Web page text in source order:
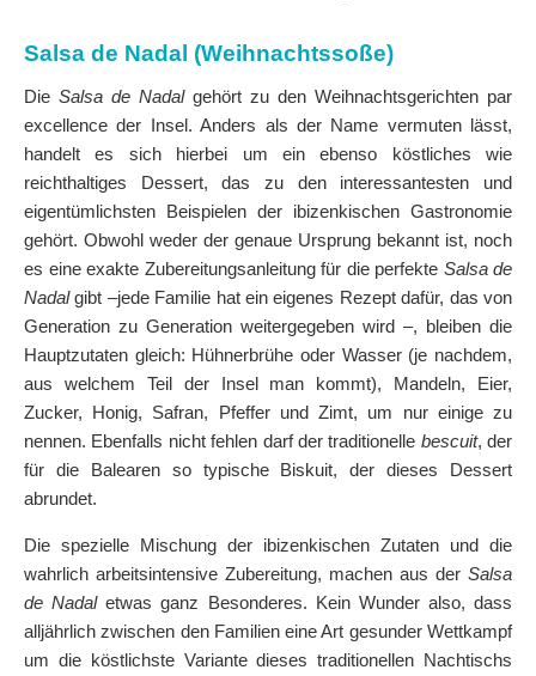
Salsa de Nadal (Weihnachtssoße)
Die Salsa de Nadalgehört zu den Weihnachtsgerichten par
excellence der Insel. Anders als der Name vermuten lässt,
handelt es sich hierbei um ein ebenso köstliches wie
reichthaltiges Dessert, das zu den interessantesten und
eigentümlichsten Beispielen der ibizenkischen Gastronomie
gehört. Obwohl weder der genaue Ursprung bekannt ist, noch
es eine exakte Zubereitungsanleitung für die perfekte Salsa de
Nadalgibt –jede Familie hat ein eigenes Rezept dafür, das von
Generation zu Generation weitergegeben wird –, bleiben die
Hauptzutaten gleich: Hühnerbrühe oder Wasser (je nachdem,
aus welchem Teil der Insel man kommt), Mandeln, Eier,
Zucker, Honig, Safran, Pfeffer und Zimt, um nur einige zu
nennen. Ebenfalls nicht fehlen darf der traditionelle bescuit, der
für die Balearen so typische Biskuit, der dieses Dessert
abrundet.
Die spezielle Mischung der ibizenkischen Zutaten und die
wahrlich arbeitsintensive Zubereitung, machen aus der Salsa
de Nadaletwas ganz Besonderes. Kein Wunder also, dass
alljährlich zwischen den Familien eine Art gesunder Wettkampf
um die köstlichste Variante dieses traditionellen Nachtischs